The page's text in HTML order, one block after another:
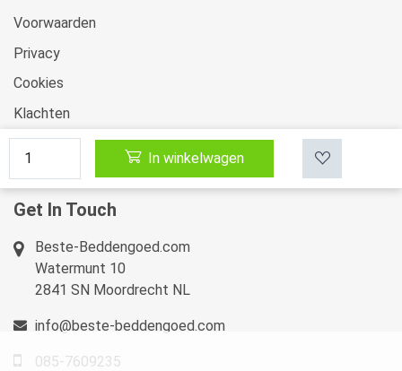
In winkelwagen
Voorwaarden
Privacy
Cookies
Klachten
Retourneren & Ruilen
Get In Touch
Beste-Beddengoed.com
Watermunt 10
2841 SN Moordrecht NL
info@beste-beddengoed.com
085-7609235